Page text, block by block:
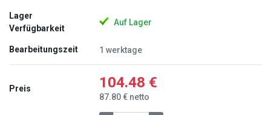
Lager
Verfügbarkeit
Auf Lager
Bearbeitungszeit 1 werktage
Preis 104.48 €
87.80 € netto